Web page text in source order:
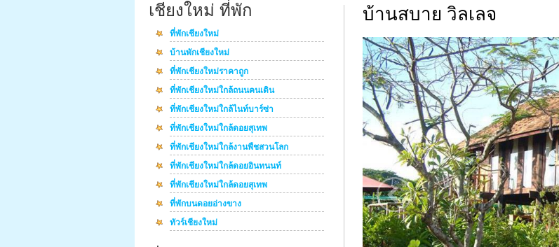
เชียงใหม่ ที่พัก
ที่พักเชียงใหม่
บ้านพักเชียงใหม่
ที่พักเชียงใหม่ราคาถูก
ที่พักเชียงใหม่ใกล้ถนนคนเดิน
ที่พักเชียงใหม่ใกล้ไนท์บาร์ซ่า
ที่พักเชียงใหม่ใกล้ดอยสุเทพ
ที่พักเชียงใหม่ใกล้งานพืชสวนโลก
ที่พักเชียงใหม่ใกล้ดอยอินทนนท์
ที่พักเชียงใหม่ใกล้ดอยสุเทพ
ที่พักบนดอยอ่างขาง
ทัวร์เชียงใหม่
บ้านสบาย วิลเลจ